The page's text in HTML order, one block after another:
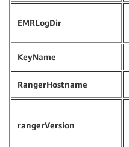
EMRLogDir
KeyName
RangerHostname
rangerVersion